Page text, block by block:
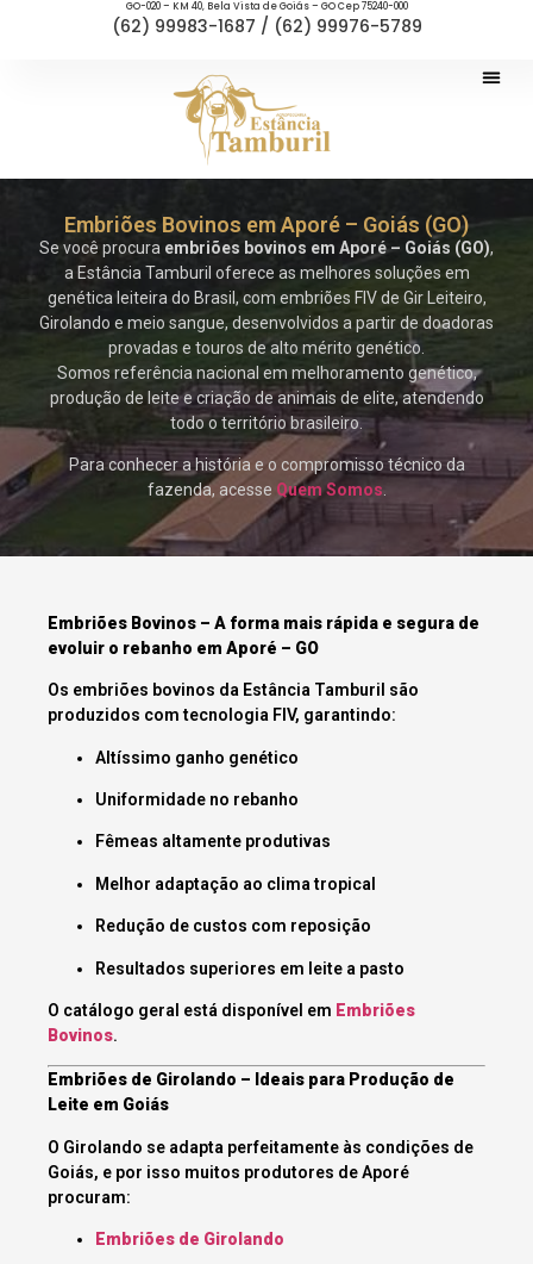
GO-020 – KM 40, Bela Vista de Goiás – GO Cep 75240-000
(62) 99983-1687 / (62) 99976-5789
Embriões Bovinos em Aporé – Goiás (GO)
Se você procura embriões bovinos em Aporé – Goiás (GO),
a Estância Tamburil oferece as melhores soluções em
genética leiteira do Brasil, com embriões FIV de Gir Leiteiro,
Girolando e meio sangue, desenvolvidos a partir de doadoras
provadas e touros de alto mérito genético.
Somos referência nacional em melhoramento genético,
produção de leite e criação de animais de elite, atendendo
todo o território brasileiro.
Para conhecer a história e o compromisso técnico da
fazenda, acesse Quem Somos.
Embriões Bovinos – A forma mais rápida e segura de
evoluir o rebanho em Aporé – GO
Os embriões bovinos da Estância Tamburil são
produzidos com tecnologia FIV, garantindo:
Altíssimo ganho genético
Uniformidade no rebanho
Fêmeas altamente produtivas
Melhor adaptação ao clima tropical
Redução de custos com reposição
Resultados superiores em leite a pasto
O catálogo geral está disponível em Embriões
Bovinos.
Embriões de Girolando – Ideais para Produção de
Leite em Goiás
O Girolando se adapta perfeitamente às condições de
Goiás, e por isso muitos produtores de Aporé
procuram:
Embriões de Girolando